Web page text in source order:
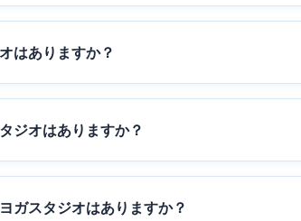
はありますか？
ジオはありますか？
ガスタジオはありますか？